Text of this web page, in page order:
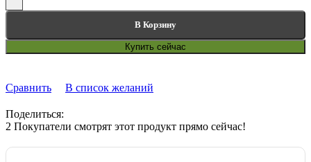
В Корзину
Купить сейчас
Сравнить В список желаний
Поделиться:
2 Покупатели смотрят этот продукт прямо сейчас!